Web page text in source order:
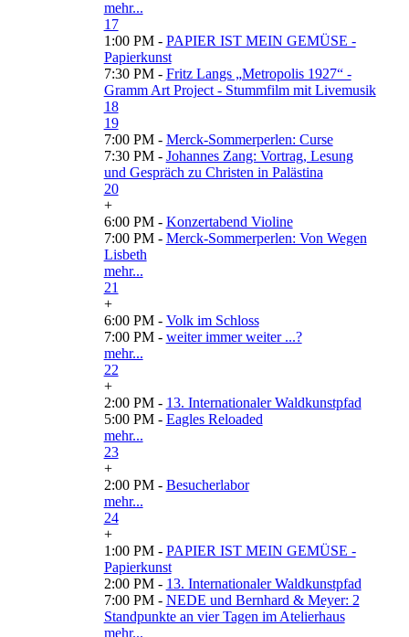
mehr...
17
1:00 PM - PAPIER IST MEIN GEMÜSE -
Papierkunst
7:30 PM - Fritz Langs „Metropolis 1927“ -
Gramm Art Project - Stummfilm mit Livemusik
18
19
7:00 PM - Merck-Sommerperlen: Curse
7:30 PM - Johannes Zang: Vortrag, Lesung
und Gespräch zu Christen in Palästina
20
+
6:00 PM - Konzertabend Violine
7:00 PM - Merck-Sommerperlen: Von Wegen
Lisbeth
mehr...
21
+
6:00 PM - Volk im Schloss
7:00 PM - weiter immer weiter ...?
mehr...
22
+
2:00 PM - 13. Internationaler Waldkunstpfad
5:00 PM - Eagles Reloaded
mehr...
23
+
2:00 PM - Besucherlabor
mehr...
24
+
1:00 PM - PAPIER IST MEIN GEMÜSE -
Papierkunst
2:00 PM - 13. Internationaler Waldkunstpfad
7:00 PM - NEDE und Bernhard & Meyer: 2
Standpunkte an vier Tagen im Atelierhaus
mehr...